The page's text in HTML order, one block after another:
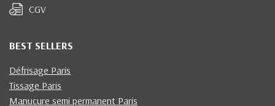
CGV
BEST SELLERS
Défrisage Paris
Tissage Paris
Manucure semi permanent Paris